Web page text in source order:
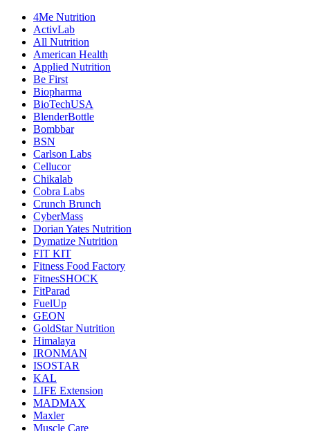
4Me Nutrition
ActivLab
All Nutrition
American Health
Applied Nutrition
Be First
Biopharma
BioTechUSA
BlenderBottle
Bombbar
BSN
Carlson Labs
Cellucor
Chikalab
Cobra Labs
Crunch Brunch
CyberMass
Dorian Yates Nutrition
Dymatize Nutrition
FIT KIT
Fitness Food Factory
FitnesSHOCK
FitParad
FuelUp
GEON
GoldStar Nutrition
Himalaya
IRONMAN
ISOSTAR
KAL
LIFE Extension
MADMAX
Maxler
Muscle Care